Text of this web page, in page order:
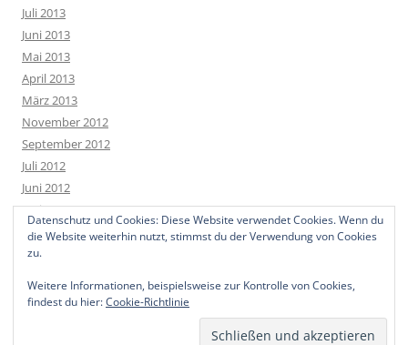
Juli 2013
Juni 2013
Mai 2013
April 2013
März 2013
November 2012
September 2012
Juli 2012
Juni 2012
Mai 2012
April 2012
März 2012
Datenschutz und Cookies: Diese Website verwendet Cookies. Wenn du
die Website weiterhin nutzt, stimmst du der Verwendung von Cookies
zu.
Weitere Informationen, beispielsweise zur Kontrolle von Cookies,
findest du hier:Cookie-Richtlinie